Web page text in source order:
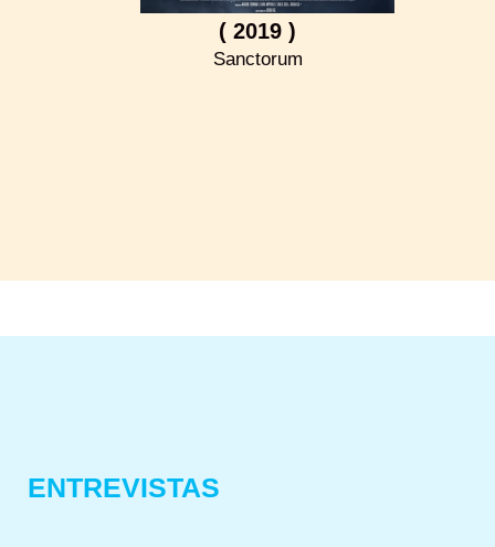
( 2019 )
Sanctorum
ENTREVISTAS